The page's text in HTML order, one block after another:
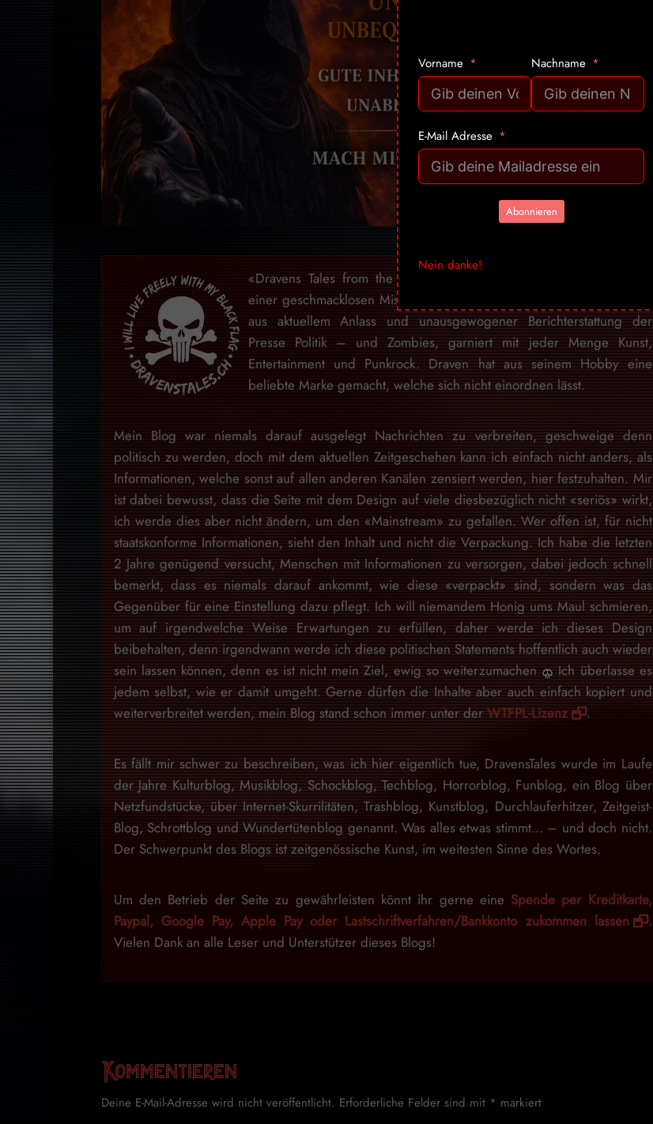
«Dravens Tales from the Crypt» bezaubert seit über 15 Jahren mit
einer geschmacklosen Mischung aus Humor, seriösem Journalismus –
aus aktuellem Anlass und unausgewogener Berichterstattung der
Presse Politik – und Zombies, garniert mit jeder Menge Kunst,
Entertainment und Punkrock. Draven hat aus seinem Hobby eine
beliebte Marke gemacht, welche sich nicht einordnen lässt.
Mein Blog war niemals darauf ausgelegt Nachrichten zu verbreiten, geschweige denn
politisch zu werden, doch mit dem aktuellen Zeitgeschehen kann ich einfach nicht anders, als
Informationen, welche sonst auf allen anderen Kanälen zensiert werden, hier festzuhalten. Mir
ist dabei bewusst, dass die Seite mit dem Design auf viele diesbezüglich nicht «seriös» wirkt,
ich werde dies aber nicht ändern, um den «Mainstream» zu gefallen. Wer offen ist, für nicht
staatskonforme Informationen, sieht den Inhalt und nicht die Verpackung. Ich habe die letzten
2 Jahre genügend versucht, Menschen mit Informationen zu versorgen, dabei jedoch schnell
bemerkt, dass es niemals darauf ankommt, wie diese «verpackt» sind, sondern was das
Gegenüber für eine Einstellung dazu pflegt. Ich will niemandem Honig ums Maul schmieren,
um auf irgendwelche Weise Erwartungen zu erfüllen, daher werde ich dieses Design
beibehalten, denn irgendwann werde ich diese politischen Statements hoffentlich auch wieder
sein lassen können, denn es ist nicht mein Ziel, ewig so weiterzumachen
Ich überlasse es
jedem selbst, wie er damit umgeht. Gerne dürfen die Inhalte aber auch einfach kopiert und
weiterverbreitet werden, mein Blog stand schon immer unter der WTFPL-Lizenz .
Es fällt mir schwer zu beschreiben, was ich hier eigentlich tue, DravensTales wurde im Laufe
der Jahre Kulturblog, Musikblog, Schockblog, Techblog, Horrorblog, Funblog, ein Blog über
Netzfundstücke, über Internet-Skurrilitäten, Trashblog, Kunstblog, Durchlauferhitzer, Zeitgeist-
Blog, Schrottblog und Wundertütenblog genannt. Was alles etwas stimmt… – und doch nicht.
Der Schwerpunkt des Blogs ist zeitgenössische Kunst, im weitesten Sinne des Wortes.
Um den Betrieb der Seite zu gewährleisten könnt ihr gerne eine Spende per Kreditkarte,
Paypal, Google Pay, Apple Pay oder Lastschriftverfahren/Bankkonto zukommen lassen
.
Vielen Dank an alle Leser und Unterstützer dieses Blogs!
Kommentieren
Deine E-Mail-Adresse wird nicht veröffentlicht. Erforderliche Felder sind mit * markiert
Vorname Nachname
E-Mail Adresse
Abonnieren
Nein danke!